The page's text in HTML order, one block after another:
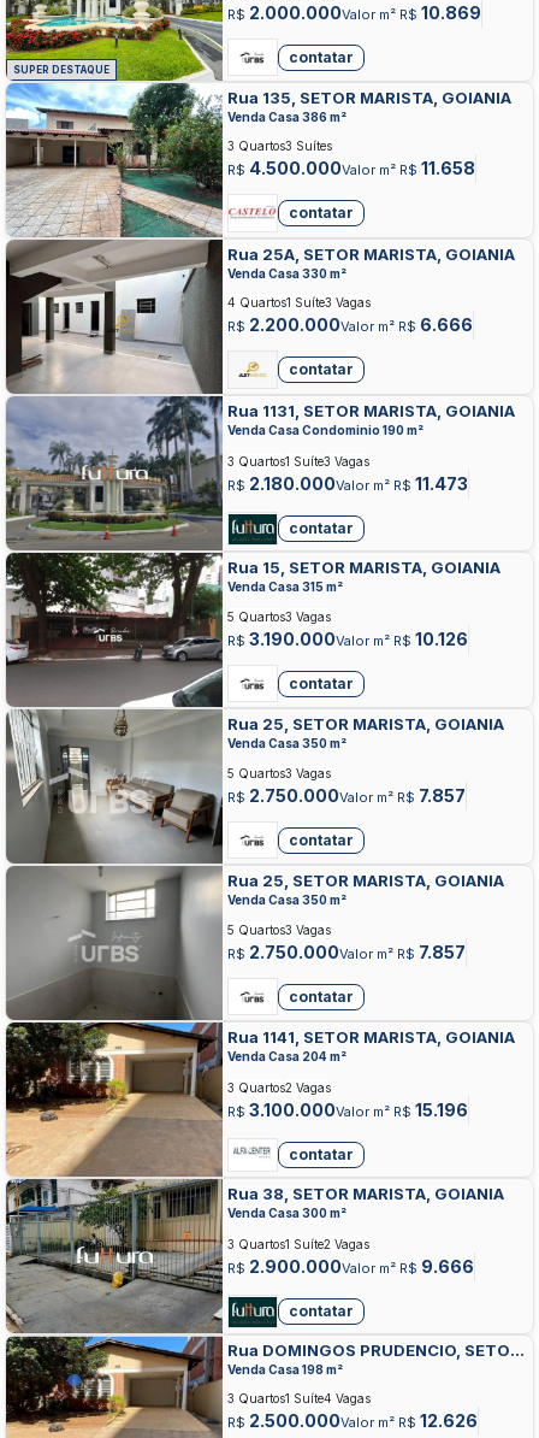
SUPER DESTAQUE
R$ 2.000.000Valor m² R$ 10.869
contatar
Rua 135, SETOR MARISTA, GOIANIA
Venda Casa 386 m²
R$ 4.500.000Valor m² R$ 11.658
3 Quartos3 Suítes
contatar
Rua 25A, SETOR MARISTA, GOIANIA
Venda Casa 330 m²
R$ 2.200.000Valor m² R$ 6.666
4 Quartos1 Suíte3 Vagas
contatar
Rua 1131, SETOR MARISTA, GOIANIA
Venda Casa Condominio 190 m²
R$ 2.180.000Valor m² R$ 11.473
3 Quartos1 Suíte3 Vagas
contatar
Rua 15, SETOR MARISTA, GOIANIA
Venda Casa 315 m²
R$ 3.190.000Valor m² R$ 10.126
5 Quartos3 Vagas
contatar
Rua 25, SETOR MARISTA, GOIANIA
Venda Casa 350 m²
R$ 2.750.000Valor m² R$ 7.857
5 Quartos3 Vagas
contatar
Rua 25, SETOR MARISTA, GOIANIA
Venda Casa 350 m²
R$ 2.750.000Valor m² R$ 7.857
5 Quartos3 Vagas
contatar
Rua 1141, SETOR MARISTA, GOIANIA
Venda Casa 204 m²
R$ 3.100.000Valor m² R$ 15.196
3 Quartos2 Vagas
contatar
Rua 38, SETOR MARISTA, GOIANIA
Venda Casa 300 m²
R$ 2.900.000Valor m² R$ 9.666
3 Quartos1 Suíte2 Vagas
contatar
Rua DOMINGOS PRUDENCIO, SETOR
MARISTA, GOIANIA
Venda Casa 198 m²
R$ 2.500.000Valor m² R$ 12.626
3 Quartos1 Suíte4 Vagas